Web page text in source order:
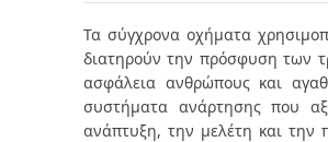
Τα σύγχρονα οχήματα
διατηρούν την πρόσφυση των
ασφάλεια ανθρώπους και
συστήματα ανάρτησης που
ανάπτυξη, την μελέτη και την